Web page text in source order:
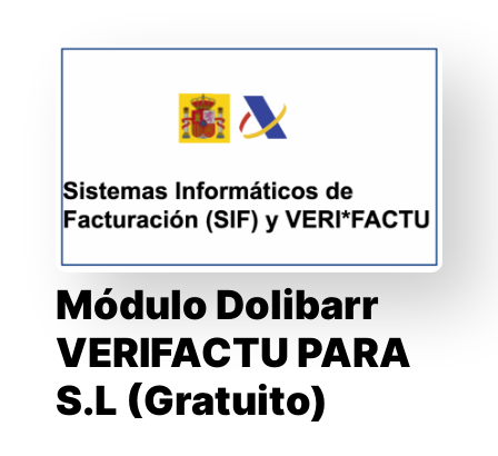
Módulo Dolibarr
VERIFACTU PARA
S.L (Gratuito)